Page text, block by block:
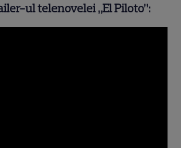
ul telenovelei „El Piloto”: